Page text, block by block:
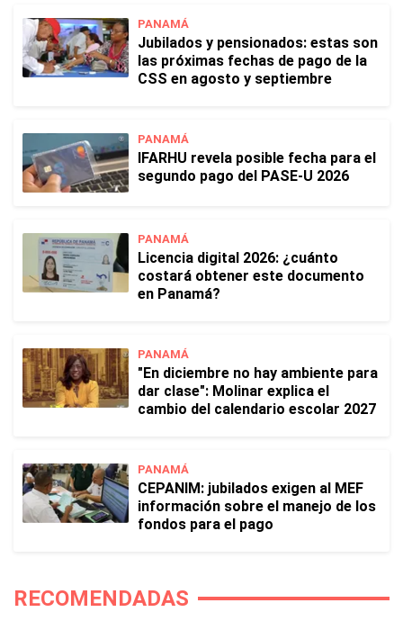
PANAMÁ
Jubilados y pensionados: estas son
las próximas fechas de pago de la
CSS en agosto y septiembre
PANAMÁ
IFARHU revela posible fecha para el
segundo pago del PASE-U 2026
PANAMÁ
Licencia digital 2026: ¿cuánto
costará obtener este documento
en Panamá?
PANAMÁ
"En diciembre no hay ambiente para
dar clase": Molinar explica el
cambio del calendario escolar 2027
PANAMÁ
CEPANIM: jubilados exigen al MEF
información sobre el manejo de los
fondos para el pago
RECOMENDADAS